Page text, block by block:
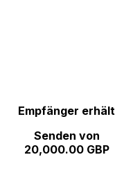
Empfänger erhält
Senden von
20,000.00 GBP